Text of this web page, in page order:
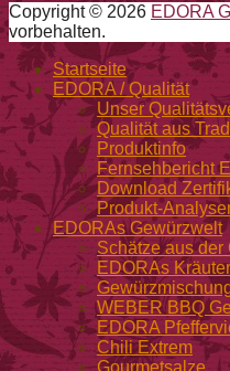
Copyright © 2026 EDORA
vorbehalten.
Nach
oben Startseite
EDORA / Qualität
Unser
Qualität aus
Produktinfo
Fernsehbericht
Download
Produkt-
EDORAs Gewürzwelt
Schätze aus der
EDORAs
WEBER BBQ
EDORA
Chili Extrem
Gourmetsalze